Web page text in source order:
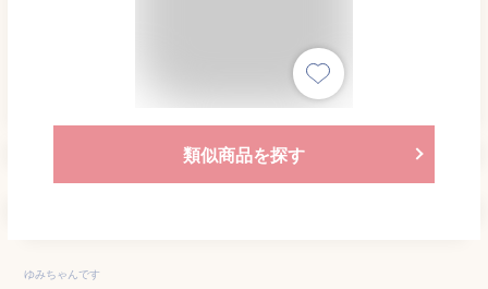
類似商品を探す
ゆみちゃんです